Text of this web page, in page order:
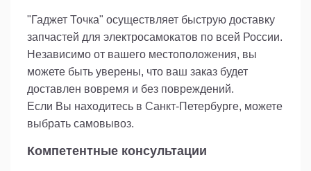
"Гаджет Точка" осуществляет быструю доставку
запчастей для электросамокатов по всей России.
Независимо от вашего местоположения, вы
можете быть уверены, что ваш заказ будет
доставлен вовремя и без повреждений.
Если Вы находитесь в Санкт-Петербурге, можете
выбрать самовывоз.
Компетентные консультации